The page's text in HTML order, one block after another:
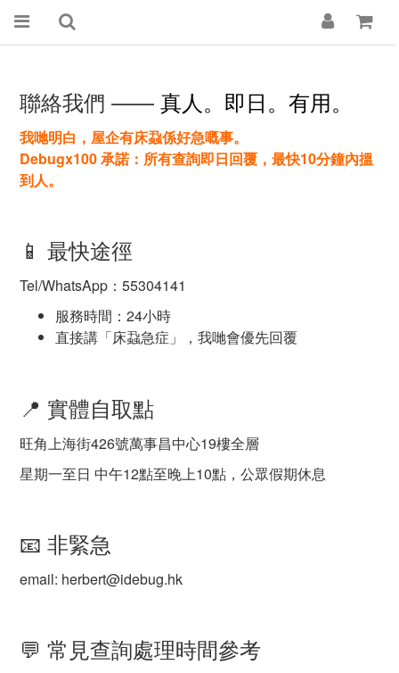
聯絡我們 —— 真人。即日。有用。
我哋明白，屋企有床蝨係好急嘅事。
Debugx100 承諾：所有查詢即日回覆，最快10分鐘內搵
到人。
📱 最快途徑
Tel/WhatsApp：55304141
服務時間：24小時
直接講「床蝨急症」，我哋會優先回覆
📍 實體自取點
旺角上海街426號萬事昌中心19樓全層
星期一至日 中午12點至晚上10點，公眾假期休息
📧 非緊急
email: herbert@idebug.hk
💬 常見查詢處理時間參考